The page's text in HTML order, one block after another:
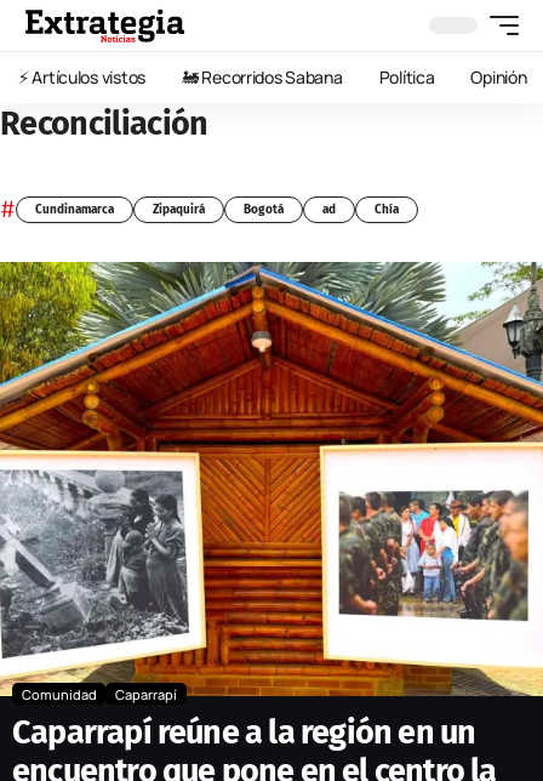
⚡️ Artículos vistos 🚂 Recorridos Sabana Política Opinión
Reconciliación
# Cundinamarca Zipaquirá Bogotá ad Chía
Comunidad Caparrapí
Caparrapí reúne a la región en un
encuentro que pone en el centro la